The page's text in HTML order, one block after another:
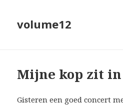
volume12
Mijne kop zit in
Gisteren een goed concert